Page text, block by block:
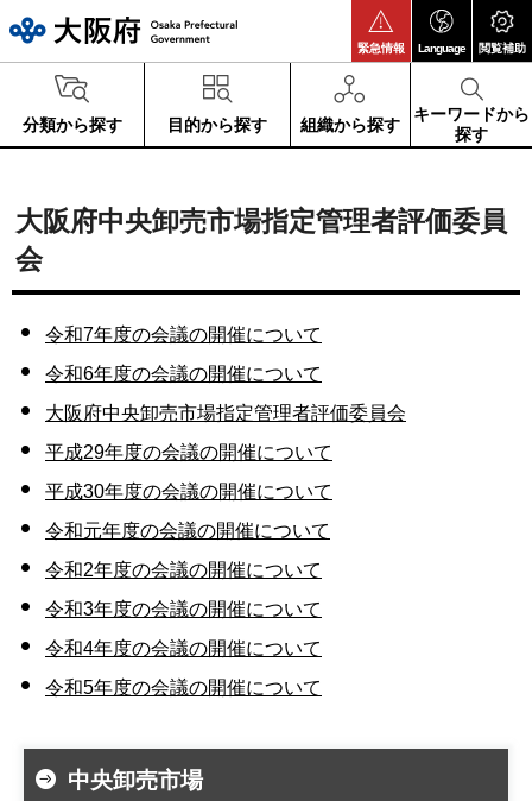
緊急情報 Language 閲覧補助
分類から探す 目的から探す 組織から探す
キーワードから
探す
大阪府中央卸売市場指定管理者評価委員
会
令和7年度の会議の開催について
令和6年度の会議の開催について
大阪府中央卸売市場指定管理者評価委員会
平成29年度の会議の開催について
平成30年度の会議の開催について
令和元年度の会議の開催について
令和2年度の会議の開催について
令和3年度の会議の開催について
令和4年度の会議の開催について
令和5年度の会議の開催について
中央卸売市場